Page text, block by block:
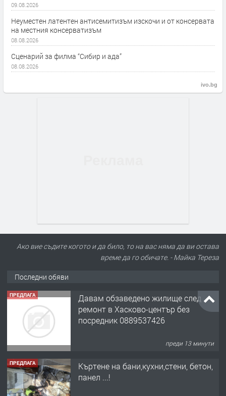
09.08.2026
Неуместен латентен антисемитизъм изскочи и от консервата
на местния консерватизъм
08.08.2026
Сценарий за филма “Сибир и ада”
08.08.2026
ivo.bg
Ако вие съдите когото и да било, то на вас няма да ви остава
време да го обичате. - Майка Тереза
Последни обяви
ПРЕДЛАГА
Давам обзаведено жилище след
ремонт в Хасково-център без
посредник 0889537426
преди 13 минути
ПРЕДЛАГА
Къртене на бани,кухни,стени, бетон,
панел ...!